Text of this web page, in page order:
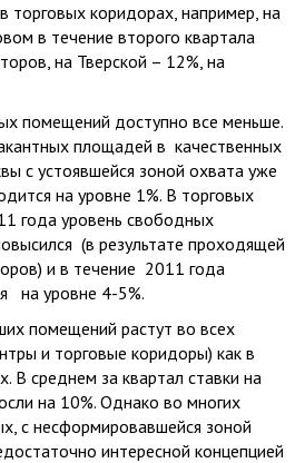
торговых коридорах, например, на
в течение второго квартала
на Тверской – 12%, на
помещений доступно все меньше.
площадей в качественных
с устоявшейся зоной охвата уже
на уровне 1%. В торговых
года уровень свободных
(в результате проходящей
и в течение 2011 года
на уровне 4-5%.
помещений растут во всех
и торговые коридоры) как в
В среднем за квартал ставки на
на 10%. Однако во многих
с несформировавшейся зоной
интересной концепцией